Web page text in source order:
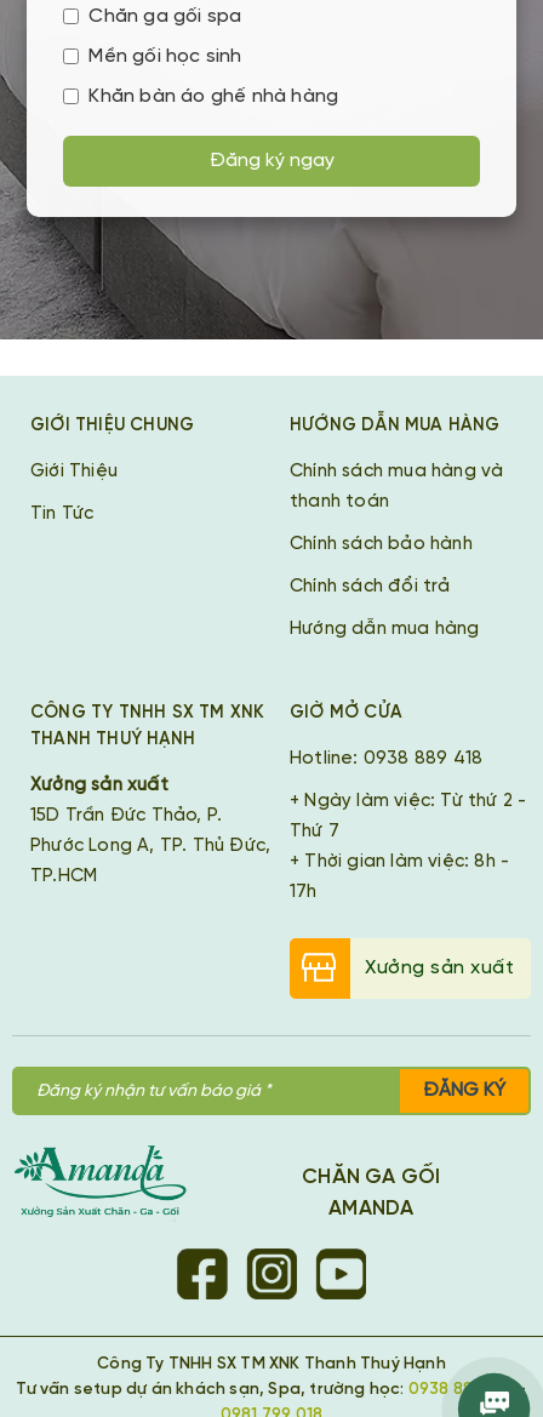
Chăn ga gối spa
Mền gối học sinh
Khăn bàn áo ghế nhà hàng
Đăng ký ngay
GIỚI THIỆU CHUNG
Giới Thiệu
Tin Tức
HƯỚNG DẪN MUA HÀNG
Chính sách mua hàng và
thanh toán
Chính sách bảo hành
Chính sách đổi trả
Hướng dẫn mua hàng
CÔNG TY TNHH SX TM XNK
THANH THUÝ HẠNH
Xưởng sản xuất
15D Trần Đức Thảo, P.
Phước Long A, TP. Thủ Đức,
TP.HCM
GIỜ MỞ CỬA
Hotline: 0938 889 418
+ Ngày làm việc: Từ thứ 2 -
Thứ 7
+ Thời gian làm việc: 8h -
17h
Xưởng sản xuất
ĐĂNG KÝ
CHĂN GA GỐI
AMANDA
Công Ty TNHH SX TM XNK Thanh Thuý Hạnh
Tư vấn setup dự án khách sạn, Spa, trường học: 0938 889 418 -